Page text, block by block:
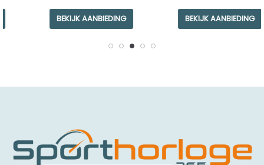
BEKIJK AANBIEDING BEKIJK AANBIEDING